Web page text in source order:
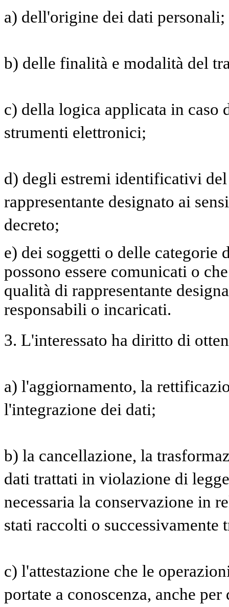
a) dell'origine dei dati personali;
b) delle finalità e modalità del
c) della logica applicata in
strumenti elettronici;
d) degli estremi identificativi
rappresentante designato ai
decreto;
e) dei soggetti o delle categorie
possono essere comunicati o
qualità di rappresentante
responsabili o incaricati.
3. L'interessato ha diritto di
a) l'aggiornamento, la
l'integrazione dei dati;
b) la cancellazione, la
dati trattati in violazione di
necessaria la conservazione in
stati raccolti o successivamente
c) l'attestazione che le
portate a conoscenza, anche